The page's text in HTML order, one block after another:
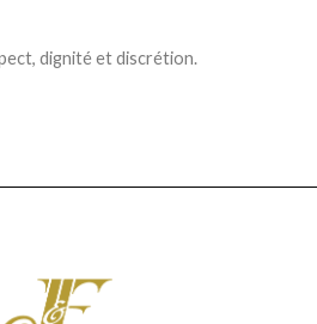
dignité et discrétion.